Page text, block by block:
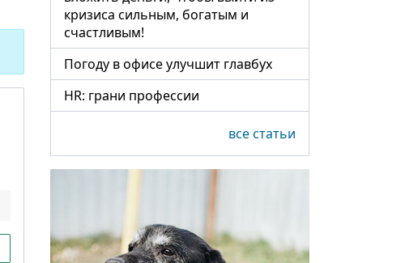
кризиса сильным, богатым и
счастливым!
Погоду в офисе улучшит главбух
HR: грани профессии
все статьи